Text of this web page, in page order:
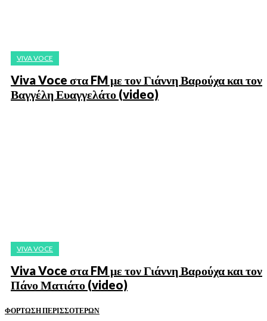
VIVA VOCE
Viva Voce στα FM με τον Γιάννη Βαρούχα και τον
Βαγγέλη Ευαγγελάτο (video)
VIVA VOCE
Viva Voce στα FM με τον Γιάννη Βαρούχα και τον
Πάνο Ματιάτο (video)
ΦΌΡΤΩΣΗ ΠΕΡΙΣΣΟΤΈΡΩΝ